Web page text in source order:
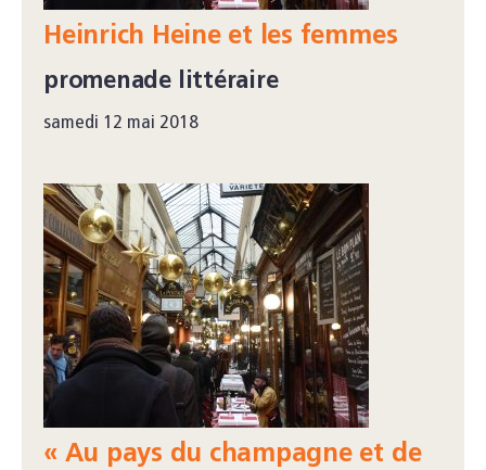
Heinrich Heine et les femmes
promenade littéraire
samedi 12 mai 2018
« Au pays du champagne et de